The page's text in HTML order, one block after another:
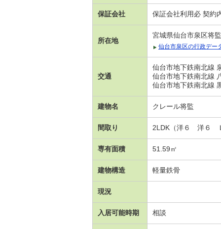
保証会社 保証会社利用必 契約
所在地
宮城県仙台市泉区将
仙台市泉区の行政デー
交通
仙台市地下鉄南北線
仙台市地下鉄南北線
仙台市地下鉄南北線
建物名 クレール将監
間取り 2LDK（洋６ 洋６
専有面積 51.59㎡
建物構造 軽量鉄骨
現況
入居可能時期 相談